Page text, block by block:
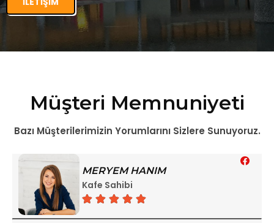
Müşteri Memnuniyeti
Bazı Müşterilerimizin Yorumlarını Sizlere Sunuyoruz.
MERYEM HANIM
Kafe Sahibi